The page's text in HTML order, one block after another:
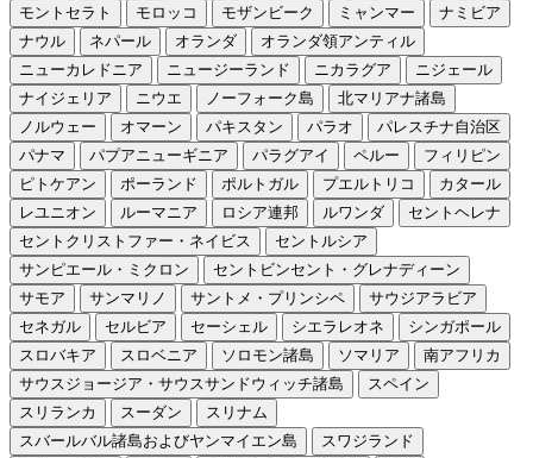
モントセラト
モロッコ モザンビーク ミャンマー
ナミビア
ナウル
ネパール オランダ
オランダ領アンティル
ニューカレドニア
ニュージーランド ニカラグア
ニジェール
ナイジェリア
ニウエ ノーフォーク島
北マリアナ諸島
ノルウェー
オマーン パキスタン パラオ
パレスチナ自治区
パナマ
パプアニューギニア パラグアイ ペルー
フィリピン
ピトケアン
ポーランド ポルトガル プエルトリコ
カタール
レユニオン
ルーマニア ロシア連邦 ルワンダ
セントヘレナ
セントクリストファー・ネイビス
セントルシア
サンピエール・ミクロン
セントビンセント・グレナディーン
サモア
サンマリノ サントメ・プリンシペ
サウジアラビア
セネガル
セルビア セーシェル シエラレオネ
シンガポール
スロバキア
スロベニア ソロモン諸島 ソマリア
南アフリカ
サウスジョージア・サウスサンドウィッチ諸島
スペイン
スリランカ
スーダン
スリナム
スバールバル諸島およびヤンマイエン島
スワジランド